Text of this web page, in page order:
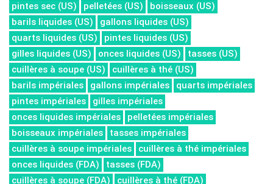
pintes sec (US)
pelletées (US)
boisseaux (US)
barils liquides (US)
gallons liquides (US)
quarts liquides (US)
pintes liquides (US)
gilles liquides (US)
onces liquides (US)
tasses (US)
cuillères à soupe (US)
cuillères à thé (US)
barils impériales
gallons impériales
quarts impériales
pintes impériales
gilles impériales
onces liquides impériales
pelletées impériales
boisseaux impériales
tasses impériales
cuillères à soupe impériales
cuillères à thé impériales
onces liquides (FDA)
tasses (FDA)
cuillères à soupe (FDA)
cuillères à thé (FDA)